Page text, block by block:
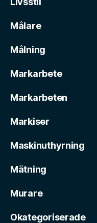
Målare
Målning
Markarbete
Markarbeten
Markiser
Maskinuthyrning
Mätning
Murare
Okategoriserade